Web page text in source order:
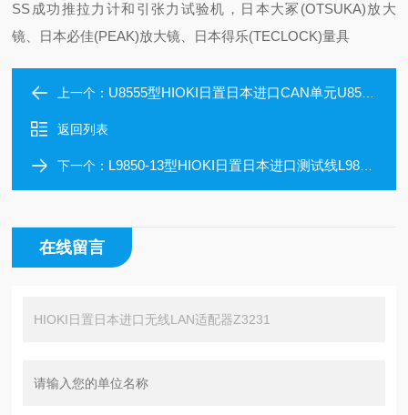
SS成功推拉力计和引张力试验机，日本大冢(OTSUKA)放大
镜、日本必佳(PEAK)放大镜、日本得乐(TECLOCK)量具
上一个： U8555型HIOKI日置日本进口CAN单元U8555 一机两用
返回列表
下一个： L9850-13型HIOKI日置日本进口测试线L9850-13 蓝 10m
在线留言